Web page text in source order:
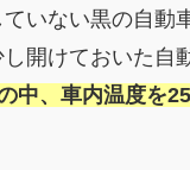
いない黒の自
開けておいた
中、車内温度を